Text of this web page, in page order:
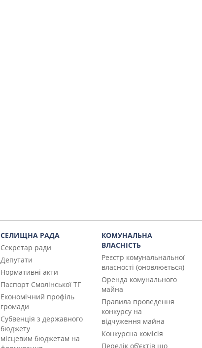
СЕЛИЩНА РАДА
Секретар ради
Депутати
Нормативні акти
Паспорт Смолінської ТГ
Економічний профіль
громади
Субвенція з державного
бюджету
місцевим бюджетам на
КОМУНАЛЬНА
ВЛАСНІСТЬ
Реєстр комунальнальної
власності (оновлюється)
Оренда комунального
майна
Правила проведення
конкурсу на
відчуження майна
Конкурсна комісія
Перелік об’єктів що